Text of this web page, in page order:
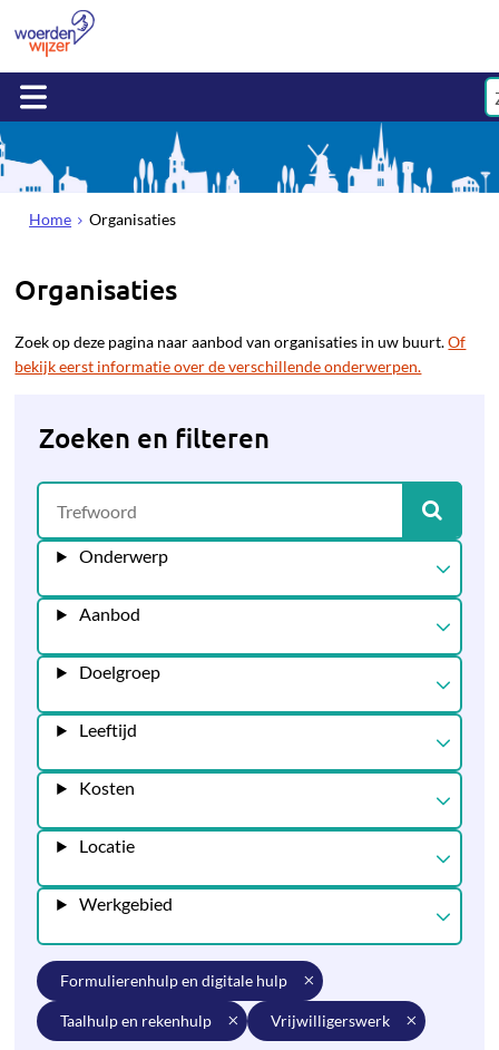
Home Organisaties
Organisaties
Zoek op deze pagina naar aanbod van organisaties in uw buurt.Of
bekijk eerst informatie over de verschillende onderwerpen.
Zoeken en filteren
Onderwerp
Aanbod
Doelgroep
Leeftijd
Kosten
Locatie
Werkgebied
formulierenhulp en digitale hulp
taalhulp en rekenhulp vrijwilligerswerk